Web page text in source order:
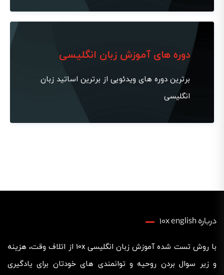
دوره های آموزش زبان انگلیسی
برترین دوره های ویدئویی از برترین اساتید زبان
انگلیسی
درباره 10x english
با روش تست شده آموزش زبان انگلیسی 10x از اتلاف وقت، هزینه
و زیر سوال بردن روحیه و توانمندی های خودتان برای یادگیری